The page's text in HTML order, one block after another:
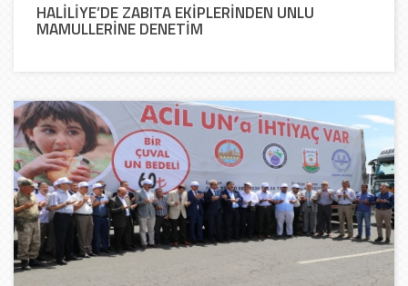
HALİLİYE’DE ZABITA EKİPLERİNDEN UNLU
MAMULLERİNE DENETİM